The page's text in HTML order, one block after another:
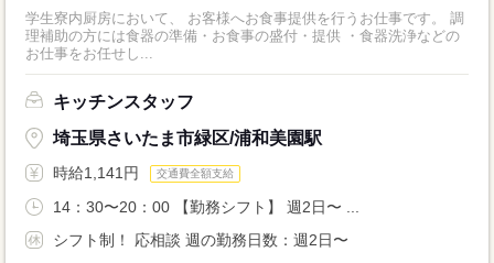
学生寮内厨房において、 お客様へお食事提供を行うお仕事です。 調
理補助の方には食器の準備・お食事の盛付・提供 ・食器洗浄などの
お仕事をお任せし...
キッチンスタッフ
埼玉県さいたま市緑区/浦和美園駅
時給1,141円 交通費全額支給
14：30〜20：00 【勤務シフト】 週2日〜 ...
シフト制！ 応相談 週の勤務日数：週2日〜